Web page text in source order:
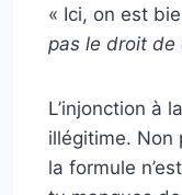
« Ici, on est
pas le droit de
L’injonction à
illégitime. Non
la formule